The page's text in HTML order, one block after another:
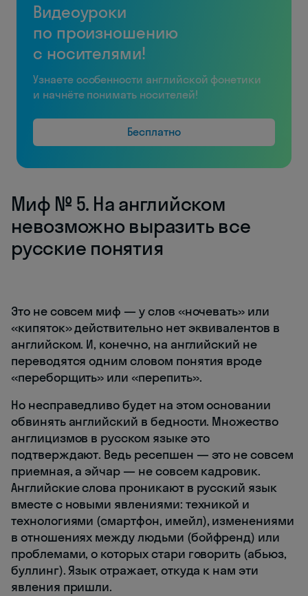
Видеоуроки
по произношению
с носителями!
Узнаете особенности английской фонетики
и начнёте понимать носителей!
Бесплатно
Миф № 5. На английском
невозможно выразить все
русские понятия
Это не совсем миф — у слов «ночевать» или
«кипяток» действительно нет эквивалентов в
английском. И, конечно, на английский не
переводятся одним словом понятия вроде
«переборщить» или «перепить».
Но несправедливо будет на этом основании
обвинять английский в бедности. Множество
англицизмов в русском языке это
подтверждают. Ведь ресепшен — это не совсем
приемная, а эйчар — не совсем кадровик.
Английские слова проникают в русский язык
вместе с новыми явлениями: техникой и
технологиями (смартфон, имейл), изменениями
в отношениях между людьми (бойфренд) или
проблемами, о которых стари говорить (абьюз,
буллинг). Язык отражает, откуда к нам эти
явления пришли.